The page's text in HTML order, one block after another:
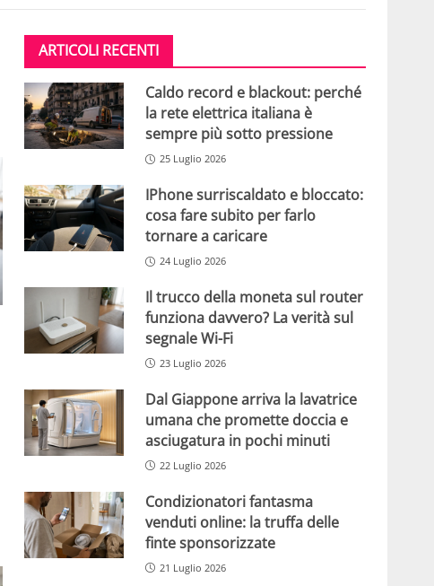
ARTICOLI RECENTI
Caldo record e blackout: perché
la rete elettrica italiana è
sempre più sotto pressione
25 Luglio 2026
IPhone surriscaldato e bloccato:
cosa fare subito per farlo
tornare a caricare
24 Luglio 2026
Il trucco della moneta sul router
funziona davvero? La verità sul
segnale Wi-Fi
23 Luglio 2026
Dal Giappone arriva la lavatrice
umana che promette doccia e
asciugatura in pochi minuti
22 Luglio 2026
Condizionatori fantasma
venduti online: la truffa delle
finte sponsorizzate
21 Luglio 2026